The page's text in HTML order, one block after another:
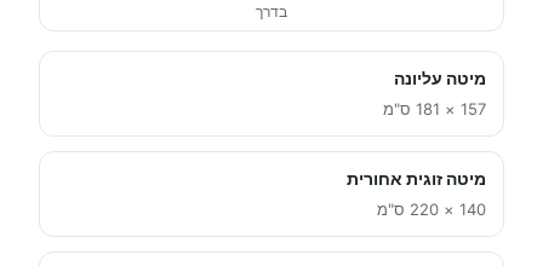
בדרך
מיטה עליונה
157 × 181 ס"מ
מיטה זוגית אחורית
140 × 220 ס"מ